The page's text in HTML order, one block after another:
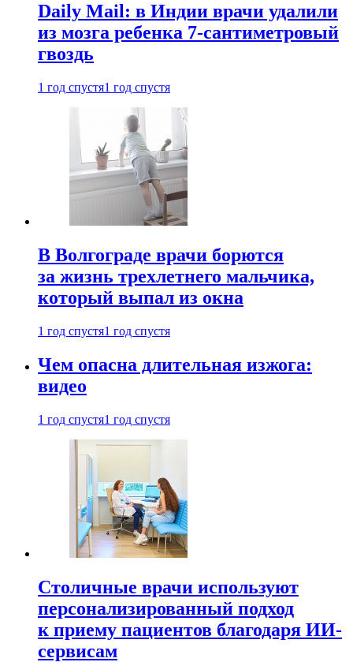
Daily Mail: в Индии врачи удалили
из мозга ребенка 7-сантиметровый
гвоздь
1 год спустя1 год спустя
В Волгограде врачи борются
за жизнь трехлетнего мальчика,
который выпал из окна
1 год спустя1 год спустя
Чем опасна длительная изжога:
видео
1 год спустя1 год спустя
Столичные врачи используют
персонализированный подход
к приему пациентов благодаря ИИ-
сервисам